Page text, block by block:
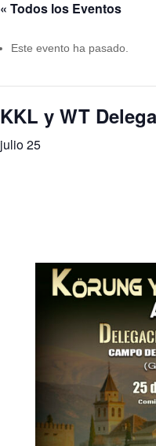
« Todos los Eventos
Este evento ha pasado.
KKL y WT
julio 25